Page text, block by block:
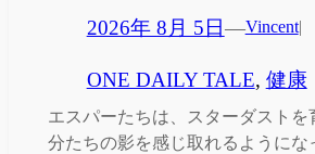
2026年 8月 5日—Vincent|
ONE DAILY TALE, 健康
エスパーたちは、スターダストを
分たちの影を感じ取れるようにな